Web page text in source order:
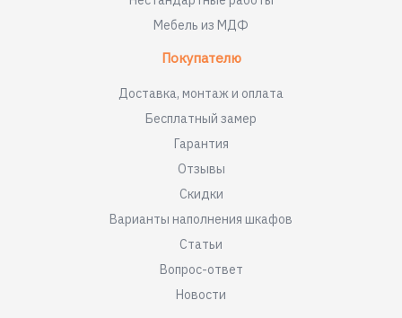
Мебель из МДФ
Покупателю
Доставка, монтаж и оплата
Бесплатный замер
Гарантия
Отзывы
Скидки
Варианты наполнения шкафов
Статьи
Вопрос-ответ
Новости